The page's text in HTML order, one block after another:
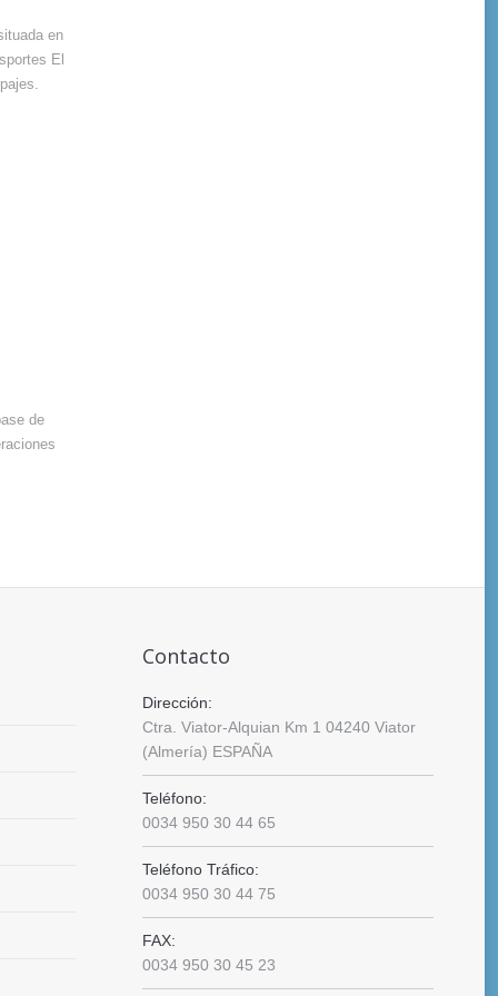
en
El
de
Contacto
Dirección:
Ctra. Viator-Alquian Km 1 04240 Viator
(Almería) ESPAÑA
Teléfono:
0034 950 30 44 65
Teléfono Tráfico:
0034 950 30 44 75
FAX:
0034 950 30 45 23